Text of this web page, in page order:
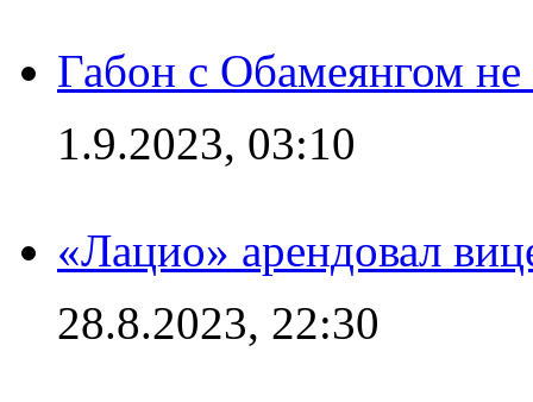
Габон с Обамеянгом
1.9.2023, 03:10
«Лацио» арендовал
28.8.2023, 22:30